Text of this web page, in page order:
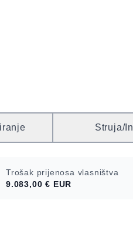
Struja/
Trošak prijenosa vlasništva
9.083,00 € EUR